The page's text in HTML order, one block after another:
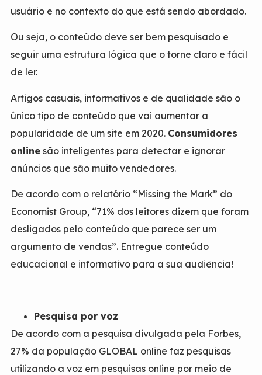
usuário e no contexto do que está sendo abordado.
Ou seja, o conteúdo deve ser bem pesquisado e
seguir uma estrutura lógica que o torne claro e fácil
de ler.
Artigos casuais, informativos e de qualidade são o
único tipo de conteúdo que vai aumentar a
popularidade de um site em 2020. Consumidores
onlinesão inteligentes para detectar e ignorar
anúncios que são muito vendedores.
De acordo com o relatório “Missing the Mark” do
Economist Group, “71% dos leitores dizem que foram
desligados pelo conteúdo que parece ser um
argumento de vendas”. Entregue conteúdo
educacional e informativo para a sua audiência!
Pesquisa por voz
De acordo com a pesquisa divulgada pela Forbes,
27% da população GLOBAL online faz pesquisas
utilizando a voz em pesquisas online por meio de